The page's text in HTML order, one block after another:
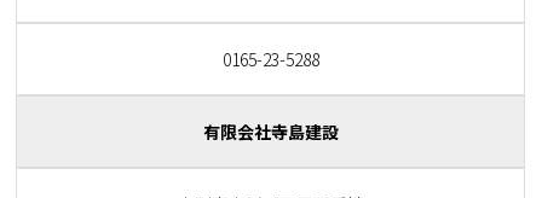
0165-23-5288
有限会社寺島建設